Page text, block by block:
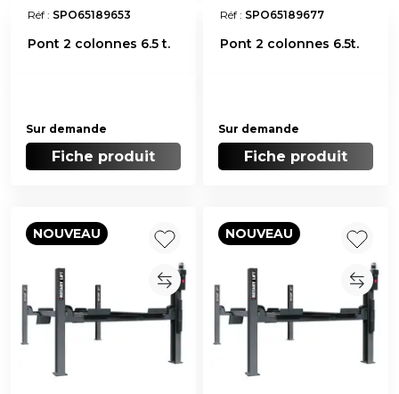
Réf : SPO65189653
Pont 2 colonnes 6.5 t.
Sur demande
Fiche produit
Réf : SPO65189677
Pont 2 colonnes 6.5t.
Sur demande
Fiche produit
NOUVEAU NOUVEAU